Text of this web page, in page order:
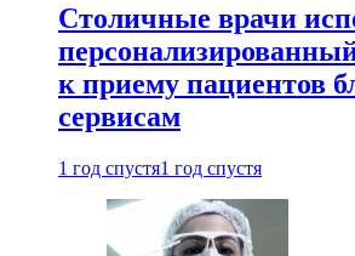
Столичные врачи
к приему пациентов
сервисам
1 год спустя1 год спустя